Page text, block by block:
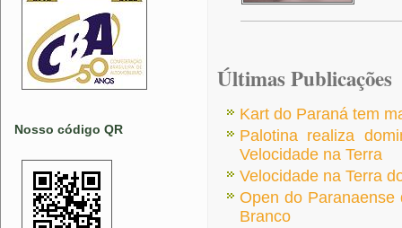
Nosso código QR
Últimas Publicações
Kart do Paraná tem
Palotina realiza
Velocidade na Terra
Velocidade na Terra
Open do
Branco